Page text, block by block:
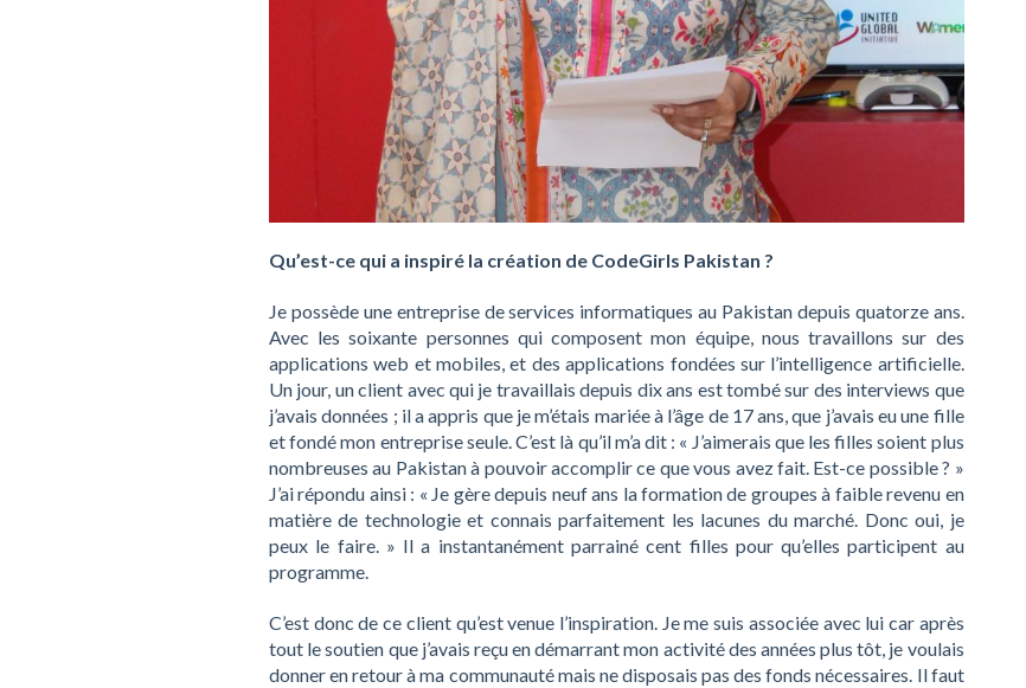
Qu’est-ce qui a inspiré la création de CodeGirls Pakistan ?
Je possède une entreprise de services informatiques au Pakistan depuis quatorze ans.
Avec les soixante personnes qui composent mon équipe, nous travaillons sur des
applications web et mobiles, et des applications fondées sur l’intelligence artificielle.
Un jour, un client avec qui je travaillais depuis dix ans est tombé sur des interviews que
j’avais données ; il a appris que je m’étais mariée à l’âge de 17 ans, que j’avais eu une fille
et fondé mon entreprise seule. C’est là qu’il m’a dit : « J’aimerais que les filles soient plus
nombreuses au Pakistan à pouvoir accomplir ce que vous avez fait. Est-ce possible ? »
J’ai répondu ainsi : « Je gère depuis neuf ans la formation de groupes à faible revenu en
matière de technologie et connais parfaitement les lacunes du marché. Donc oui, je
peux le faire. » Il a instantanément parrainé cent filles pour qu’elles participent au
programme.
C’est donc de ce client qu’est venue l’inspiration. Je me suis associée avec lui car après
tout le soutien que j’avais reçu en démarrant mon activité des années plus tôt, je voulais
donner en retour à ma communauté mais ne disposais pas des fonds nécessaires. Il faut